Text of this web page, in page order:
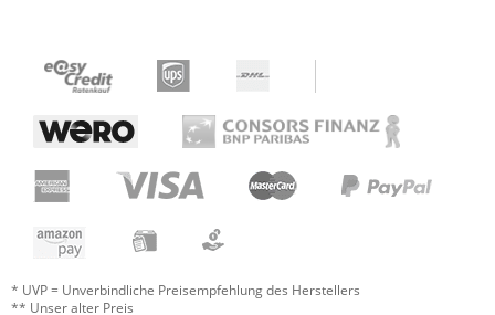
0 von 0 fanden diese Rezension hilfreich
War diese Rezension hilfreich?
Jetzt bewerten
* UVP = Unverbindliche Preisempfehlung des Herstellers
** Unser alter Preis